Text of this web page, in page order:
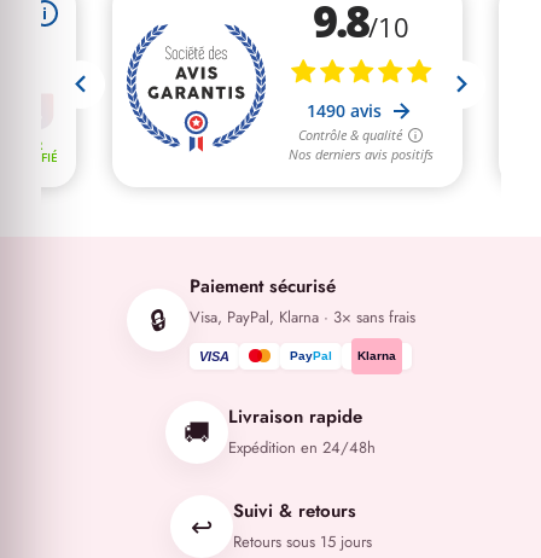
🔒
Paiement sécurisé
Visa, PayPal, Klarna · 3× sans frais
VISA PayPal Klarna
🚚 Livraison rapide
Expédition en 24/48h
↩️ Suivi & retours
Retours sous 15 jours